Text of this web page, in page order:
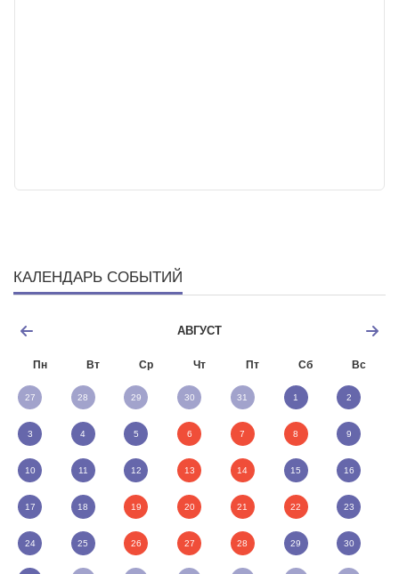
КАЛЕНДАРЬ СОБЫТИЙ
АВГУСТ
Пн Вт Ср Чт Пт Сб Вс
27 28 29 30 31 1 2
3 4 5 6 7 8 9
10 11 12 13 14 15 16
17 18 19 20 21 22 23
24 25 26 27 28 29 30